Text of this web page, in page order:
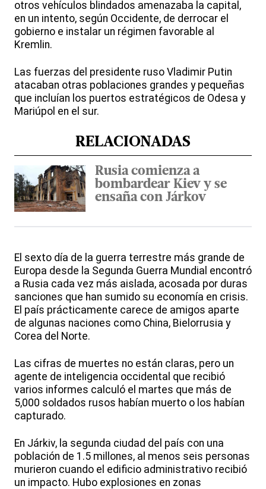
otros vehículos blindados amenazaba la capital,
en un intento, según Occidente, de derrocar el
gobierno e instalar un régimen favorable al
Kremlin.
Las fuerzas del presidente ruso Vladimir Putin
atacaban otras poblaciones grandes y pequeñas
que incluían los puertos estratégicos de Odesa y
Mariúpol en el sur.
RELACIONADAS
Rusia comienza a
bombardear Kiev y se
ensaña con Járkov
El sexto día de la guerra terrestre más grande de
Europa desde la Segunda Guerra Mundial encontró
a Rusia cada vez más aislada, acosada por duras
sanciones que han sumido su economía en crisis.
El país prácticamente carece de amigos aparte
de algunas naciones como China, Bielorrusia y
Corea del Norte.
Las cifras de muertes no están claras, pero un
agente de inteligencia occidental que recibió
varios informes calculó el martes que más de
5,000 soldados rusos habían muerto o los habían
capturado.
En Járkiv, la segunda ciudad del país con una
población de 1.5 millones, al menos seis personas
murieron cuando el edificio administrativo recibió
un impacto. Hubo explosiones en zonas